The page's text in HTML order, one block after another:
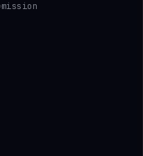
mission